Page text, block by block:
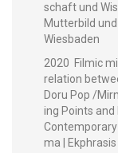
schaft und
Mut­ter­bild
Wiesbaden
2020 Filmic
rela­tion
Doru Pop /
ing Points
ma |